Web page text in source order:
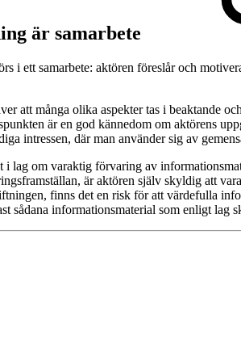
är samarbete
i ett samarbete: aktören föreslår och
att många olika aspekter tas i beaktande
är en god kännedom om aktörens
intressen, där man använder sig av
i lag om varaktig förvaring av
är aktören själv skyldig att
finns det en risk för att värdefulla
sådana informationsmaterial som enligt lag